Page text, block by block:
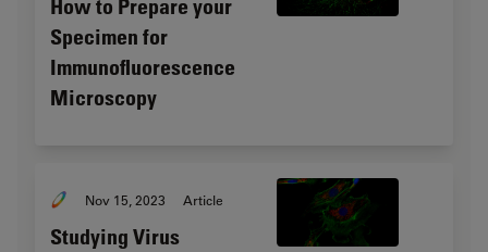
How to Prepare your
Specimen for
Immunofluorescence
Microscopy
Nov 15, 2023 Article
Studying Virus